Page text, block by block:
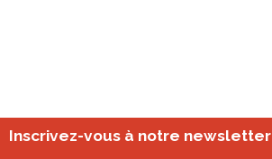
Inscrivez-vous à notre newsletter